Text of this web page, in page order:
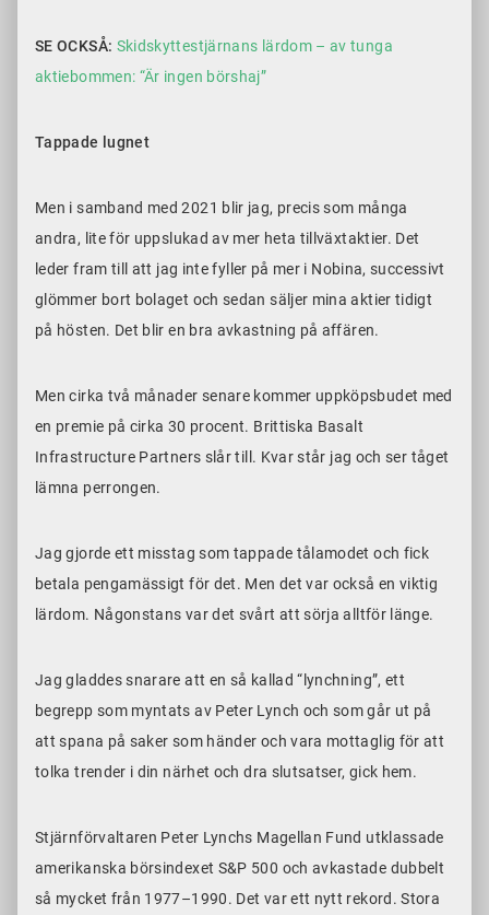
SE OCKSÅ: Skidskyttestjärnans lärdom – av tunga
aktiebommen: “Är ingen börshaj”
Tappade lugnet
Men i samband med 2021 blir jag, precis som många
andra, lite för uppslukad av mer heta tillväxtaktier. Det
leder fram till att jag inte fyller på mer i Nobina, successivt
glömmer bort bolaget och sedan säljer mina aktier tidigt
på hösten. Det blir en bra avkastning på affären.
Men cirka två månader senare kommer uppköpsbudet med
en premie på cirka 30 procent. Brittiska Basalt
Infrastructure Partners slår till. Kvar står jag och ser tåget
lämna perrongen.
Jag gjorde ett misstag som tappade tålamodet och fick
betala pengamässigt för det. Men det var också en viktig
lärdom. Någonstans var det svårt att sörja alltför länge.
Jag gladdes snarare att en så kallad “lynchning”, ett
begrepp som myntats av Peter Lynch och som går ut på
att spana på saker som händer och vara mottaglig för att
tolka trender i din närhet och dra slutsatser, gick hem.
Stjärnförvaltaren Peter Lynchs Magellan Fund utklassade
amerikanska börsindexet S&P 500 och avkastade dubbelt
så mycket från 1977–1990. Det var ett nytt rekord. Stora